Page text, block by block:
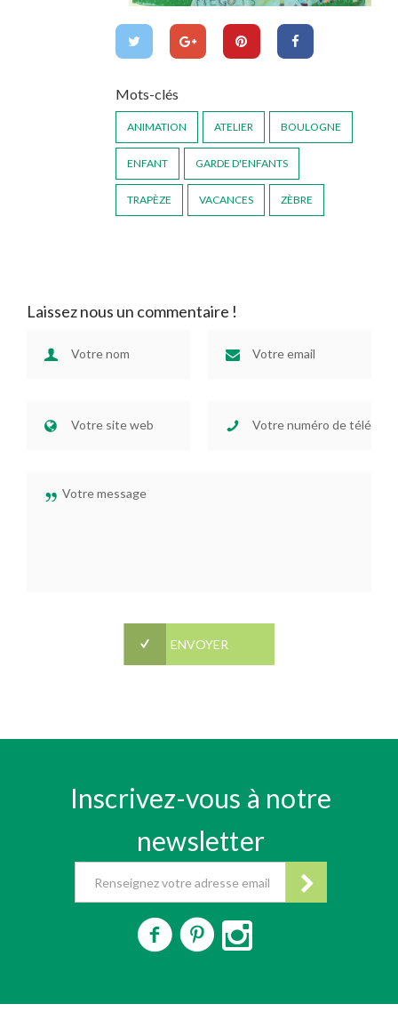
Mots-clés
ANIMATION ATELIER BOULOGNE
ENFANT GARDE D'ENFANTS
TRAPÈZE VACANCES ZÈBRE
Laissez nous un commentaire !
Inscrivez-vous à notre
newsletter